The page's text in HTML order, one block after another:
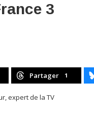
3
Partager 1
expert de la TV